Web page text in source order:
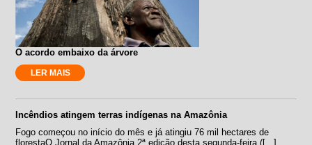
O acordo embaixo da árvore
LER MAIS
Incêndios atingem terras indígenas na Amazônia
Fogo começou no início do mês e já atingiu 76 mil hectares de
florestaO Jornal da Amazônia 2ª edição desta segunda-feira ([...]